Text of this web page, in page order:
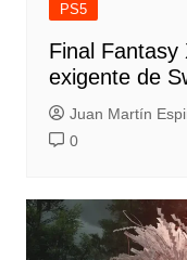
PS5
Final
exigente de
Juan Martín
0